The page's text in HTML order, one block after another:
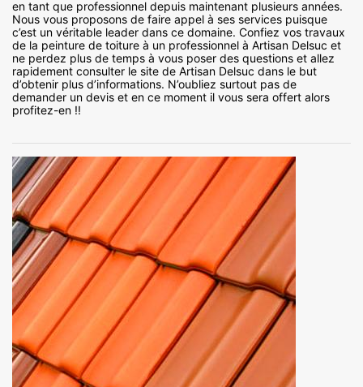
en tant que professionnel depuis maintenant plusieurs années.
Nous vous proposons de faire appel à ses services puisque
c’est un véritable leader dans ce domaine. Confiez vos travaux
de la peinture de toiture à un professionnel à Artisan Delsuc et
ne perdez plus de temps à vous poser des questions et allez
rapidement consulter le site de Artisan Delsuc dans le but
d’obtenir plus d’informations. N’oubliez surtout pas de
demander un devis et en ce moment il vous sera offert alors
profitez-en !!